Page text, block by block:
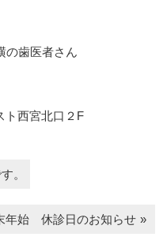
歯医者さん
西宮北口２F
。
年始 休診日のお知らせ